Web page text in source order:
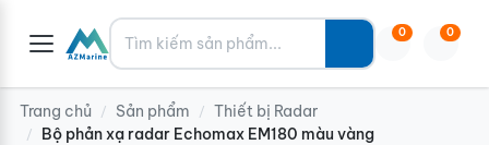
Tìm kiếm 0 0
Trang chủ / Sản phẩm / Thiết bị Radar
/ Bộ phản xạ radar Echomax EM180 màu vàng